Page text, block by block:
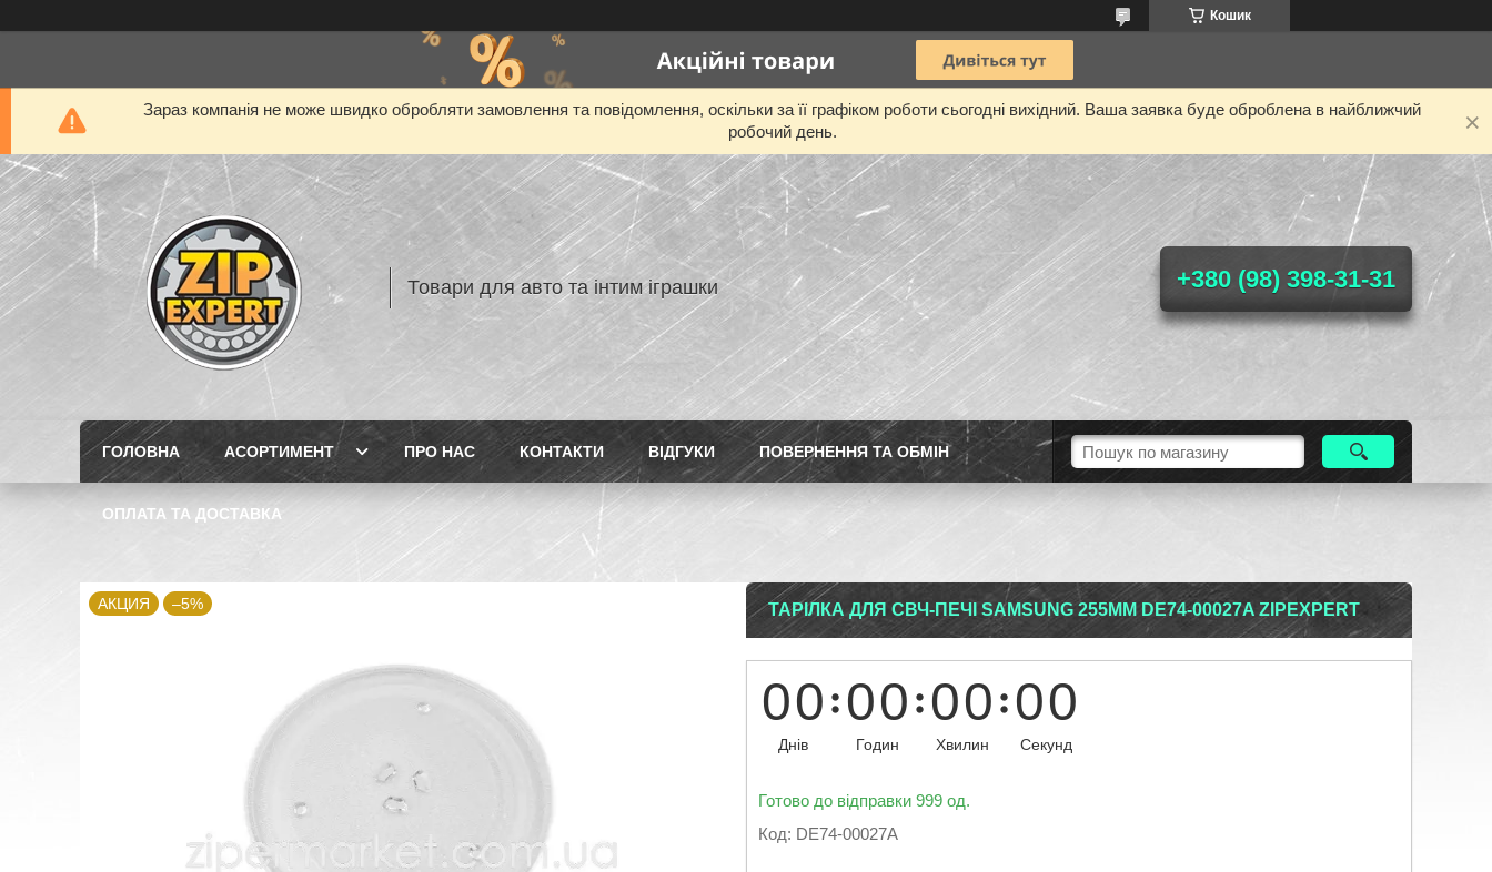
Кошик
Зараз компанія не може швидко обробляти замовлення та повідомлення, оскільки за її графіком роботи сьогодні вихідний. Ваша заявка буде оброблена в найближчий
робочий день.
Товари для авто та інтим іграшки +380 (98) 398-31-31
ГОЛОВНА АСОРТИМЕНТ ПРО НАС КОНТАКТИ ВIДГУКИ ПОВЕРНЕННЯ ТА ОБМIН
ОПЛАТА ТА ДОСТАВКА
АКЦИЯ –5% ТАРІЛКА ДЛЯ СВЧ-ПЕЧІ SAMSUNG 255ММ DE74-00027A ZIPEXPERT
00
Днів
00
Годин
00
Хвилин
00
Секунд
Готово до відправки 999 од.
Код: DE74-00027A